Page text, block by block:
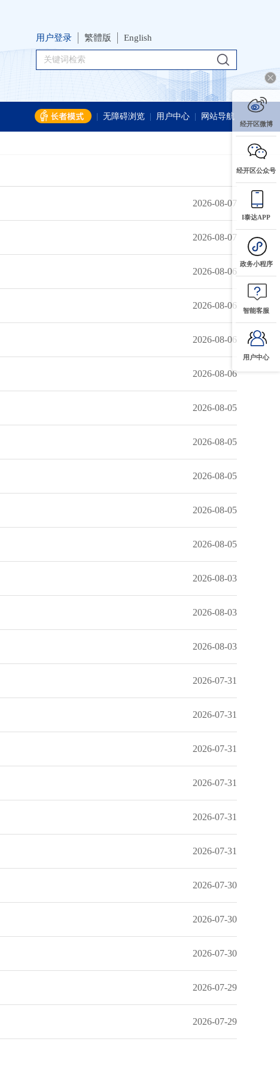
用户登录 繁體版 English
无障碍浏览 用户中心 网站导航
2026-08-07
2026-08-07
2026-08-06
2026-08-06
2026-08-06
2026-08-06
2026-08-05
2026-08-05
2026-08-05
2026-08-05
2026-08-05
2026-08-03
2026-08-03
2026-08-03
2026-07-31
2026-07-31
2026-07-31
2026-07-31
2026-07-31
2026-07-31
2026-07-30
2026-07-30
2026-07-30
2026-07-29
2026-07-29
经开区微博
经开区公众号
I泰达APP
政务小程序
智能客服
用户中心